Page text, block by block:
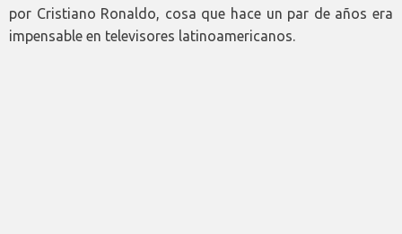
por Cristiano Ronaldo, cosa que hace un par de años era
impensable en televisores latinoamericanos.